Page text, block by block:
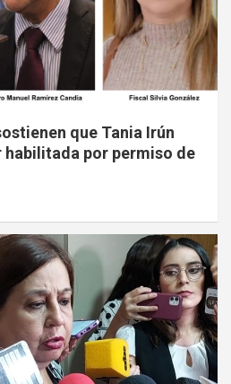
que Tania Irún
por permiso de